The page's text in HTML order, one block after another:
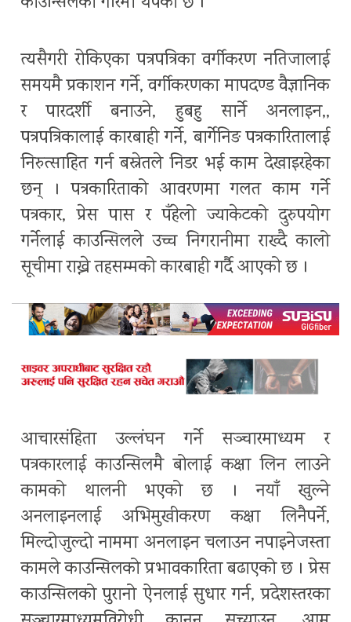
त्यसैगरी रोकिएका पत्रपत्रिका वर्गीकरण नतिजालाई
समयमै प्रकाशन गर्ने, वर्गीकरणका मापदण्ड वैज्ञानिक
र पारदर्शी बनाउने, हुबहु सार्ने अनलाइन,,
पत्रपत्रिकालाई कारबाही गर्ने, बार्गेनिङ पत्रकारितालाई
निरुत्साहित गर्न बस्नेतले निडर भई काम देखाइरहेका
छन् । पत्रकारिताको आवरणमा गलत काम गर्ने
पत्रकार, प्रेस पास र पँहेलो ज्याकेटको दुरुपयोग
गर्नेलाई काउन्सिलले उच्च निगरानीमा राख्दै कालो
सूचीमा राख्ने तहसम्मको कारबाही गर्दै आएको छ ।
आचारसंहिता उल्लंघन गर्ने सञ्चारमाध्यम र
पत्रकारलाई काउन्सिलमै बोलाई कक्षा लिन लाउने
कामको थालनी भएको छ । नयाँ खुल्ने
अनलाइनलाई अभिमुखीकरण कक्षा लिनैपर्ने,
मिल्दोजुल्दो नाममा अनलाइन चलाउन नपाइनेजस्ता
कामले काउन्सिलको प्रभावकारिता बढाएको छ । प्रेस
काउन्सिलको पुरानो ऐनलाई सुधार गर्न, प्रदेशस्तरका